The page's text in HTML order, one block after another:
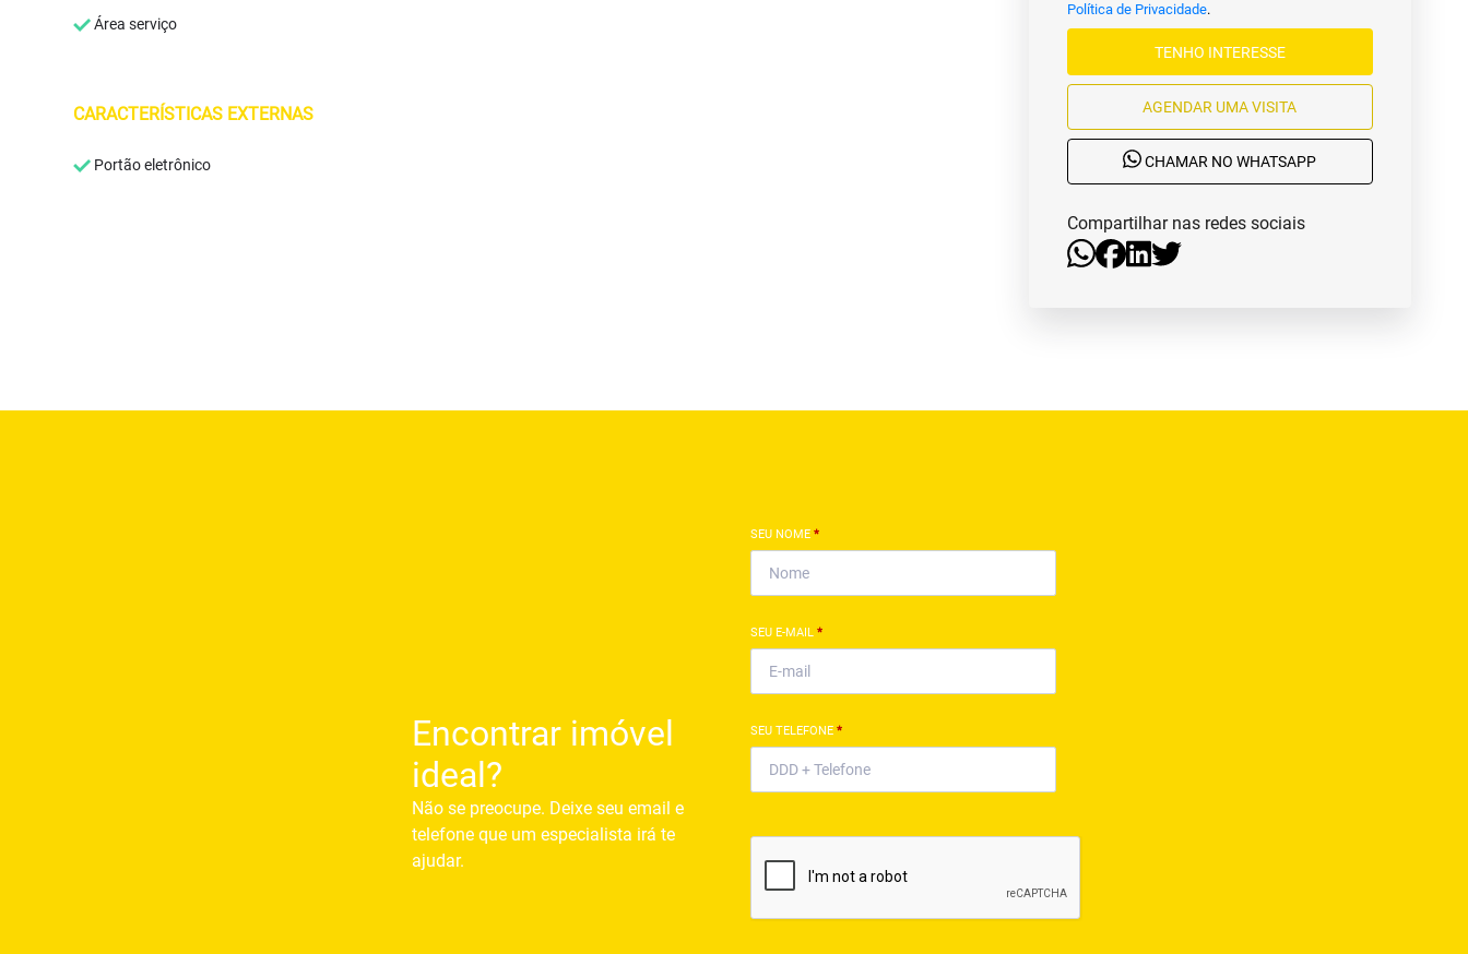
Área serviço
CARACTERÍSTICAS EXTERNAS
Portão eletrônico
Política de Privacidade.
TENHO INTERESSE
AGENDAR UMA VISITA
CHAMAR NO WHATSAPP
Compartilhar nas redes sociais
Encontrar imóvel
ideal?
Não se preocupe. Deixe seu email e
telefone que um especialista irá te
ajudar.
SEU NOME *
SEU E-MAIL *
SEU TELEFONE *